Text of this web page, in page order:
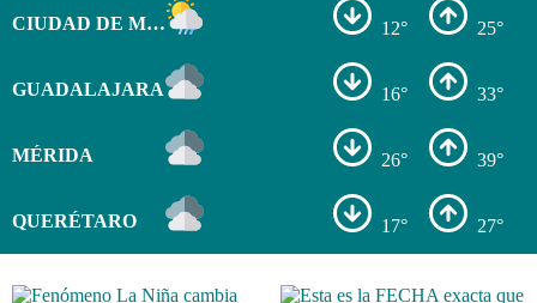
CIUDAD DE MÉXICO 12° 25°
GUADALAJARA 16° 33°
MÉRIDA 26° 39°
QUERÉTARO 17° 27°